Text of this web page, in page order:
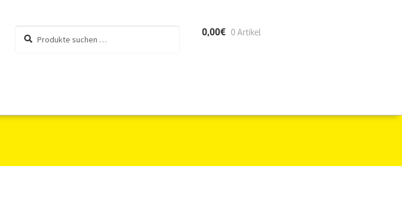
nach:
0,00€ 0 Artikel